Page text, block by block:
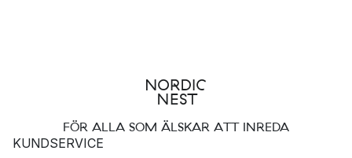
FÖR ALLA SOM ÄLSKAR ATT INREDA
KUNDSERVICE